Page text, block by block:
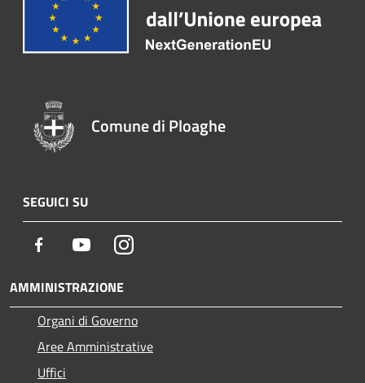
Comune di Ploaghe
SEGUICI SU
Facebook YoutubeInstagram
AMMINISTRAZIONE
Organi di Governo
Aree Amministrative
Uffici